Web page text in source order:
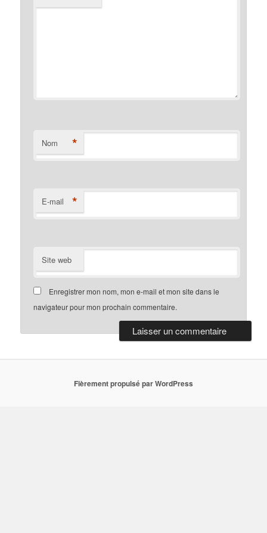
Nom *
E-mail *
Site web
Enregistrer mon nom, mon e-mail et mon site dans le
navigateur pour mon prochain commentaire.
Fièrement propulsé par WordPress